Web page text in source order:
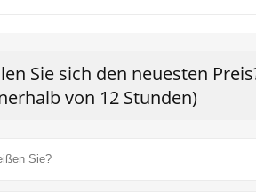
Sie sich den neuesten
von 12 Stunden)